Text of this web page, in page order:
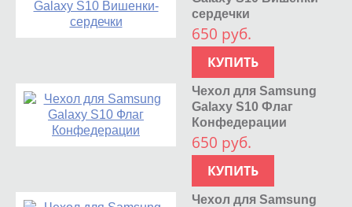
сердечки
650 руб.
КУПИТЬ
Чехол для Samsung
Galaxy S10 Флаг
Конфедерации
650 руб.
КУПИТЬ
Чехол для Samsung